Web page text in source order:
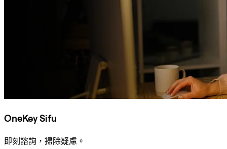
OneKey Sifu
即刻諮詢，掃除疑慮。